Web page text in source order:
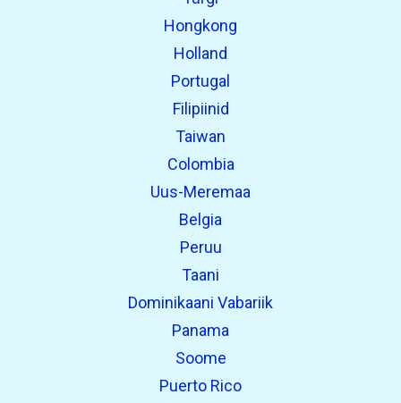
Hongkong
Holland
Portugal
Filipiinid
Taiwan
Colombia
Uus-Meremaa
Belgia
Peruu
Taani
Dominikaani Vabariik
Panama
Soome
Puerto Rico